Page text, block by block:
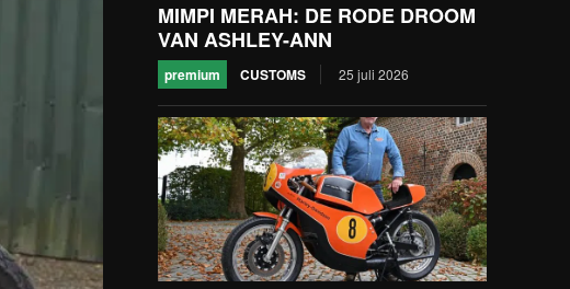
MIMPI MERAH: DE RODE DROOM
VAN ASHLEY-ANN
premium CUSTOMS 25 juli 2026